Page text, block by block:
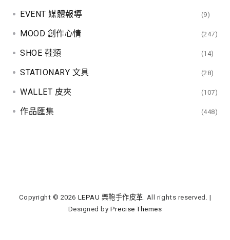
EVENT 媒體報導 (9)
MOOD 創作心情 (247)
SHOE 鞋類 (14)
STATIONARY 文具 (28)
WALLET 皮夾 (107)
作品匯集 (448)
Copyright © 2026 LEPAU 樂鞄手作皮革 . All rights reserved. |
Designed by Precise Themes